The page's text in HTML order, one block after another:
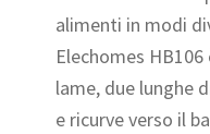
alimenti in modi
Elechomes
lame, due lunghe
e ricurve verso il